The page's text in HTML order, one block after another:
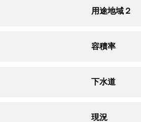
用途地域２
容積率
下水道
現況